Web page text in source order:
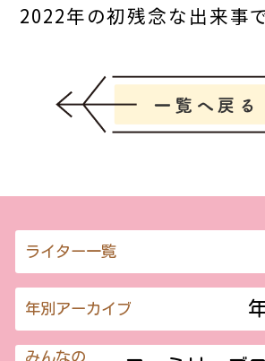
2022年の初残念な出来事
ライター一覧
年別アーカイブ
みんなの